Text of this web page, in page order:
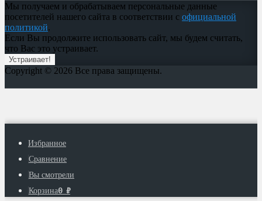
Мы получаем и обрабатываем персональные данные
посетителей нашего сайта в соответствии с официальной
политикой.
Если Вы продолжите использовать сайт, мы будем считать,
что Вас это устраивает.
Устраивает!
Copyright © 2026 Все права защищены.
Избранное
Сравнение
Вы смотрели
Корзина0 ₽